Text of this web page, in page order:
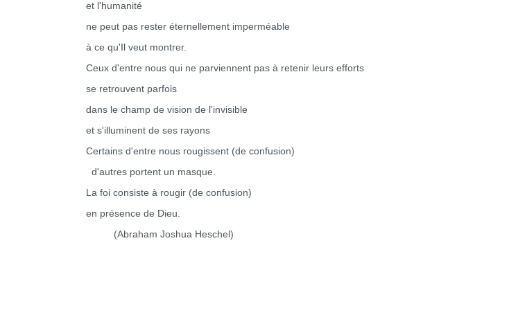
et l'humanité
ne peut pas rester éternellement imperméable
à ce qu'Il veut montrer.
Ceux d'entre nous qui ne parviennent pas à retenir leurs efforts
se retrouvent parfois
dans le champ de vision de l'invisible
et s'illuminent de ses rayons
Certains d'entre nous rougissent (de confusion)
d'autres portent un masque.
La foi consiste à rougir (de confusion)
en présence de Dieu.
(Abraham Joshua Heschel)